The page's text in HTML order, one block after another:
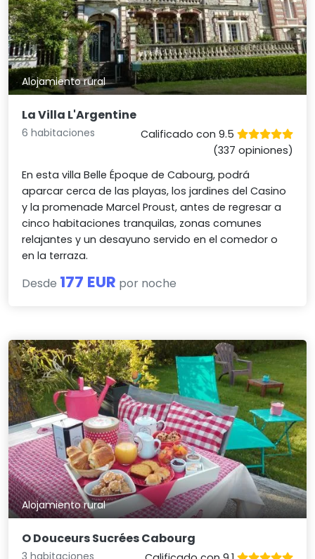
Alojamiento rural
La Villa L'Argentine
6 habitaciones
Calificado con 9.5
(337 opiniones)
En esta villa Belle Époque de Cabourg, podrá
aparcar cerca de las playas, los jardines del Casino
y la promenade Marcel Proust, antes de regresar a
cinco habitaciones tranquilas, zonas comunes
relajantes y un desayuno servido en el comedor o
en la terraza.
Desde 177 EUR por noche
Alojamiento rural
O Douceurs Sucrées Cabourg